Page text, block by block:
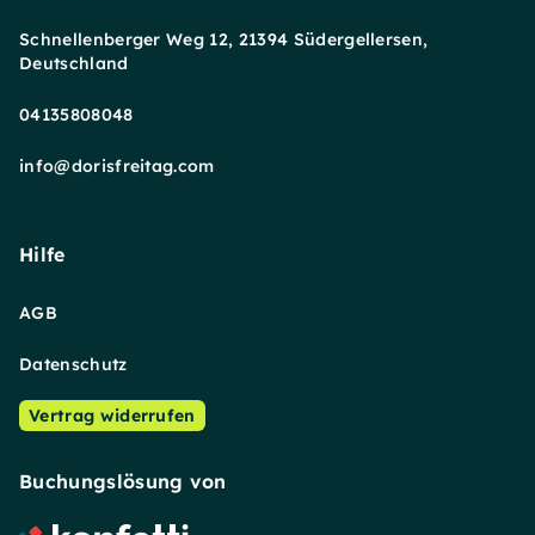
Schnellenberger Weg 12, 21394 Südergellersen,
Deutschland
04135808048
info@dorisfreitag.com
Hilfe
AGB
Datenschutz
Vertrag widerrufen
Buchungslösung von